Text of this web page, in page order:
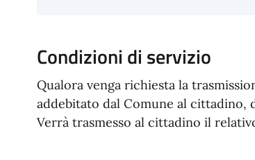
Condizioni di servizio
Qualora venga richiesta la
addebitato dal Comune al cittadino,
Verrà trasmesso al cittadino il